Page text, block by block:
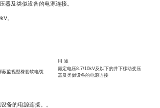
器及类似设备的电源连接。
。
用 途
蔽监视型橡套软电缆
额定电压8.7/10kV及以下的井下移动变压
器及类似设备的电源连接
备的电源连接。。